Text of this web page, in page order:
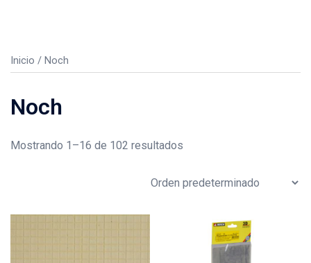
Inicio / Noch
Noch
Mostrando 1–16 de 102 resultados